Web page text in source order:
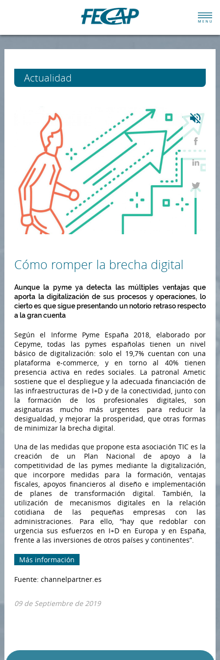
Actualidad
Cómo romper la brecha digital
Aunque la pyme ya detecta las múltiples ventajas que
aporta la digitalización de sus procesos y operaciones, lo
cierto es que sigue presentando un notorio retraso respecto
a la gran cuenta
Según el Informe Pyme España 2018, elaborado por
Cepyme, todas las pymes españolas tienen un nivel
básico de digitalización: solo el 19,7% cuentan con una
plataforma e-commerce, y en torno al 40% tienen
presencia activa en redes sociales. La patronal Ametic
sostiene que el despliegue y la adecuada financiación de
las infraestructuras de I+D y de la conectividad, junto con
la formación de los profesionales digitales, son
asignaturas mucho más urgentes para reducir la
desigualdad, y mejorar la prosperidad, que otras formas
de minimizar la brecha digital.
Una de las medidas que propone esta asociación TIC es la
creación de un Plan Nacional de apoyo a la
competitividad de las pymes mediante la digitalización,
que incorpore medidas para la formación, ventajas
fiscales, apoyos financieros al diseño e implementación
de planes de transformación digital. También, la
utilización de mecanismos digitales en la relación
cotidiana de las pequeñas empresas con las
administraciones. Para ello, “hay que redoblar con
urgencia sus esfuerzos en I+D en Europa y en España,
frente a las inversiones de otros países y continentes”.
Más información
Fuente: channelpartner.es
09 de Septiembre de 2019